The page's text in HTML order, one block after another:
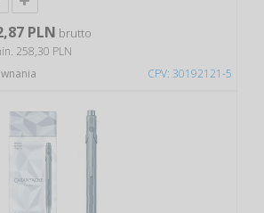
CPV: 30192121-5
PLN brutto
258,30 PLN